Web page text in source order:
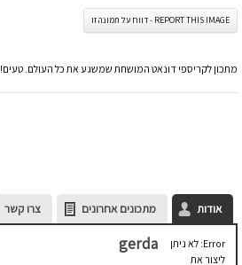
REPORT THIS IMAGE - דווח על תמונה זו
מתכון לקריספי דונאט המושחת שמשגע את כל העולם. טעים!
אודות מתכונים אחרונים צרו קשר
Error: לא ניתן
ליצור את
gerda